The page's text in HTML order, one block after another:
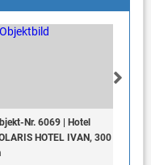
Nr. 6069 | Hotel
HOTEL IVAN, 300